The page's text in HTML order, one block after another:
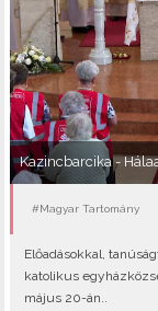
Kazincbarcika -
#Magyar Tartomány
Előadásokkal,
katolikus
május 20-án..